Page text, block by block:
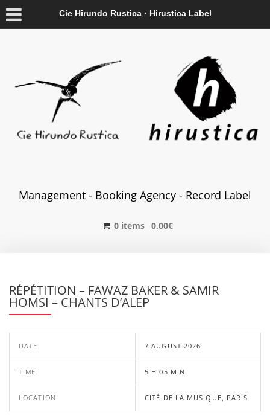
Cie Hirundo Rustica · Hirustica Label
Management - Booking Agency - Record Label
0 items 0,00€
RÉPÉTITION – FAWAZ BAKER & SAMIR
HOMSI – CHANTS D’ALEP
DATE 7 AUGUST 2026
TIME 5 H 05 MIN
LOCATION CITÉ DE LA MUSIQUE, PARIS